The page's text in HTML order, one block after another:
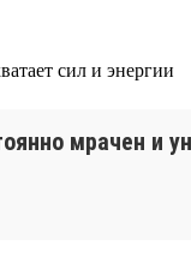
сил и энергии
мрачен и